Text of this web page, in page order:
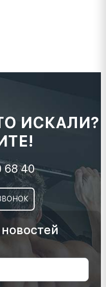
ИСКАЛИ?
68 40